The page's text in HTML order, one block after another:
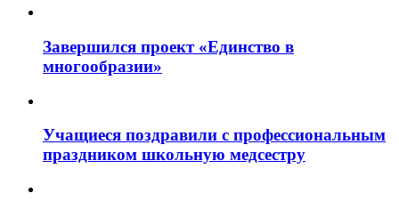
Завершился проект «Единство в
многообразии»
Учащиеся поздравили с профессиональным
праздником школьную медсестру